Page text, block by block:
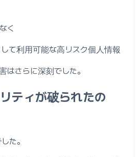
く
て利用可能な高リスク個人情報
はさらに深刻でした。
ティが破られたの
た。